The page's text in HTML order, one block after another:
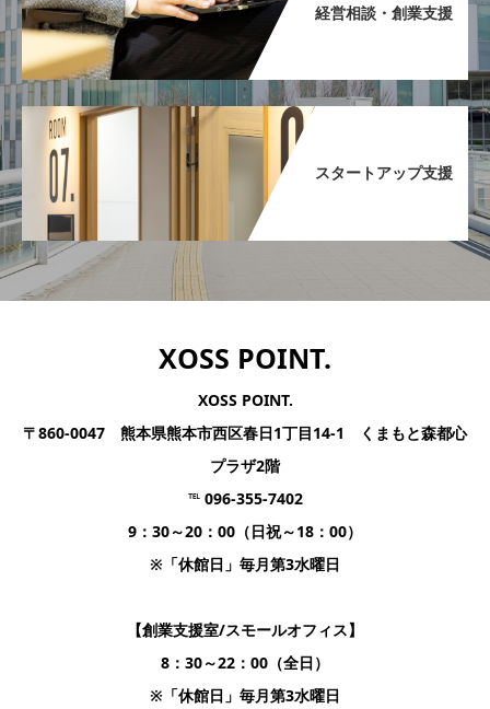
経営相談・創業支援​
スタートアップ支援​
XOSS POINT.
XOSS POINT.
〒860-0047 熊本県熊本市西区春日1丁目14-1 くまもと森都心
プラザ2階
℡ 096-355-7402
9：30～20：00（日祝～18：00）
※「休館日」毎月第3水曜日
【創業支援室/スモールオフィス】
8：30～22：00（全日）
※「休館日」毎月第3水曜日